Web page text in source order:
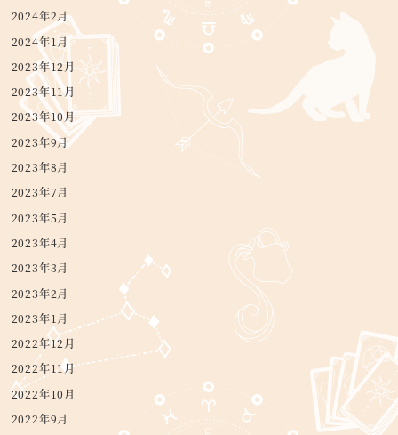
2024年2月
2024年1月
2023年12月
2023年11月
2023年10月
2023年9月
2023年8月
2023年7月
2023年5月
2023年4月
2023年3月
2023年2月
2023年1月
2022年12月
2022年11月
2022年10月
2022年9月